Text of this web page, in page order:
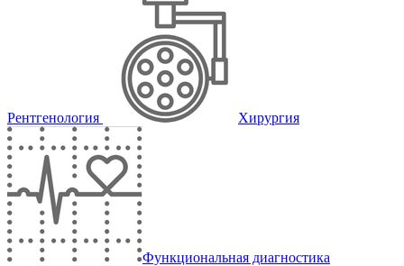
Рентгенология Хирургия
Функциональная диагностика